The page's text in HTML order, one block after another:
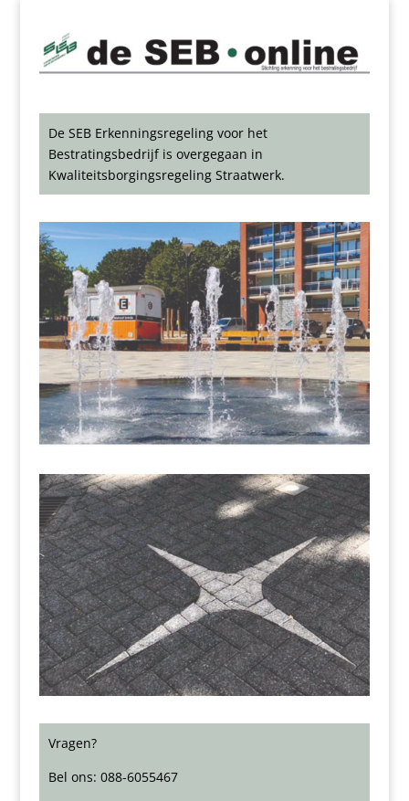
De SEB Erkenningsregeling voor het
Bestratingsbedrijf is overgegaan in
Kwaliteitsborgingsregeling Straatwerk.
Vragen?
Bel ons: 088-6055467